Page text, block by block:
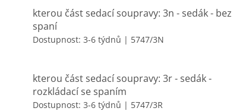
kterou část sedací soupravy: 3n - sedák - bez
spaní
Dostupnost: 3-6 týdnů | 5747/3N
kterou část sedací soupravy: 3r - sedák -
rozkládací se spaním
Dostupnost: 3-6 týdnů | 5747/3R